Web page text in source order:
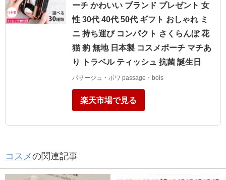
ーチ かわいい ブランド プレゼント 女
性 30代 40代 50代 ギフト おしゃれ ミ
ニ 持ち運び コンパクト さくらんぼ 花
猫 豹 無地 日本製 コスメポーチ マチあ
り トラベル ティッシュ 抗菌 誕生日
パサージュ・ボワ passage・bois
楽天市場で見る
コスメの関連記事